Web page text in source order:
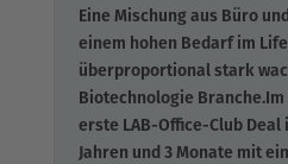
Eine Mischung aus Büro
einem hohen Bedarf im
überproportional stark
Biotechnologie
erste LAB-Office-Club Deal
Jahren und 3 Monate mit